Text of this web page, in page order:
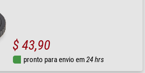
$ 43,90
pronto para envio em24 hrs